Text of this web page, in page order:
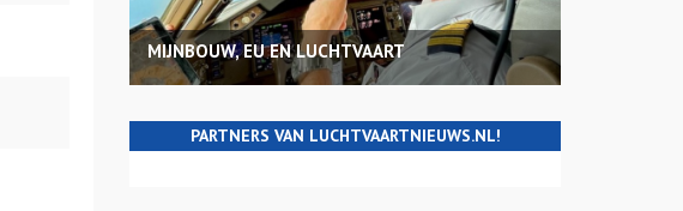
MIJNBOUW, EU EN LUCHTVAART
PARTNERS VAN LUCHTVAARTNIEUWS.NL!